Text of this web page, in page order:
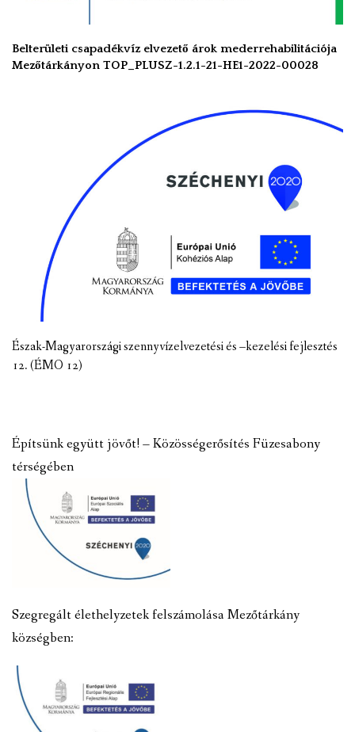
Belterületi csapadékvíz elvezető árok mederrehabilitációja
Mezőtárkányon TOP_PLUSZ-1.2.1-21-HE1-2022-00028
Észak-Magyarországi szennyvízelvezetési és –kezelési fejlesztés
12. (ÉMO 12)
Építsünk együtt jövőt! – Közösségerősítés Füzesabony
térségében
Szegregált élethelyzetek felszámolása Mezőtárkány
községben: